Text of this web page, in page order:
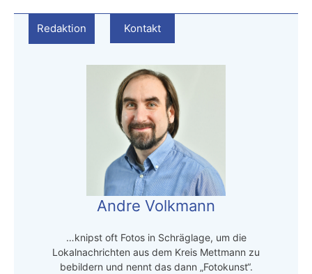
Redaktion Kontakt
Andre Volkmann
…knipst oft Fotos in Schräglage, um die
Lokalnachrichten aus dem Kreis Mettmann zu
bebildern und nennt das dann „Fotokunst“.